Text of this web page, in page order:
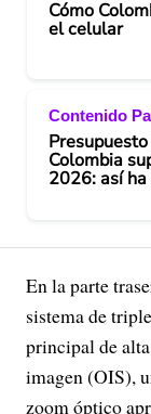
Cómo
el celular
Contenido
Colombia
2026: así
En la parte
sistema de
principal de
imagen (OIS),
zoom óptico